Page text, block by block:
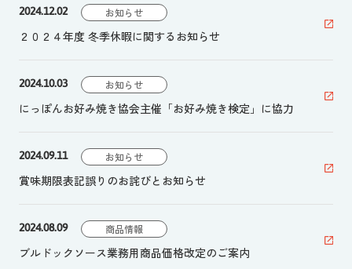
2024.12.02 お知らせ
２０２４年度 冬季休暇に関するお知らせ
2024.10.03 お知らせ
にっぽんお好み焼き協会主催「お好み焼き検定」に協力
2024.09.11 お知らせ
賞味期限表記誤りのお詫びとお知らせ
2024.08.09 商品情報
ブルドックソース業務用商品価格改定のご案内